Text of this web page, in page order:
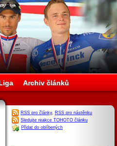
Archiv článků
RSS pro články, RSS pro nástěnku
Sledujte reakce TOHOTO článku
Přidat do oblíbených